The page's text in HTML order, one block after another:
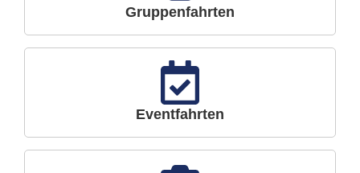
Gruppenfahrten
Eventfahrten